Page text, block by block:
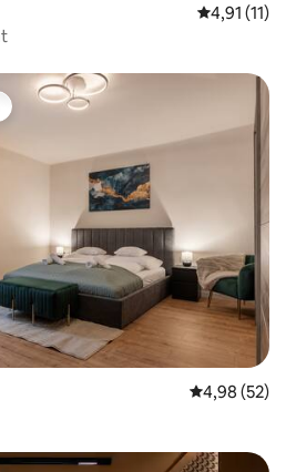
Gemiddelde
4,91 (11)
Gemiddelde
4,98 (52)